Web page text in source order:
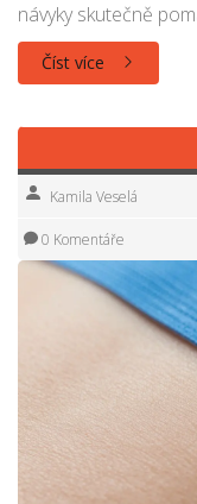
návyky skutečně
Číst více
Kamila Veselá
0 Komentáře